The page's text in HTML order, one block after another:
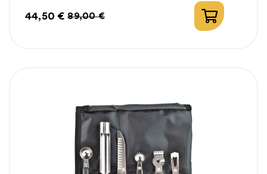
Prix
44,50 €
Prix
89,00 €